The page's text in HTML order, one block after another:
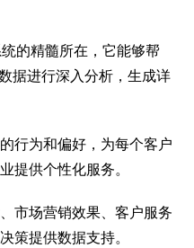
的精髓所在，它能够帮
据进行深入分析，生成详
行为和偏好，为每个客户
提供个性化服务。
市场营销效果、客户服务
策提供数据支持。